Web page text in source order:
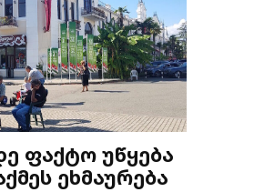
ფაქტო უწყება
ეხმაურება